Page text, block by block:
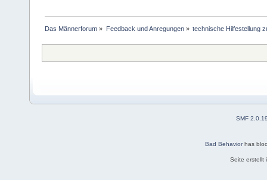
Das Männerforum » Feedback und Anregungen» technische Hilfestellung
SMF
Bad Behaviorhas
Seite erstellt